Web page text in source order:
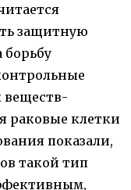
защитную
борьбу
веществ-
раковые клетки
показали,
такой тип